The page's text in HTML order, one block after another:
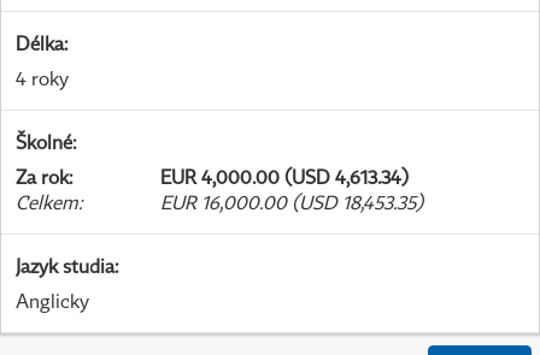
Délka:
4 roky
Školné:
Za rok:
EUR 4,000.00 (USD 4,613.34)
Celkem: EUR 16,000.00 (USD 18,453.35)
Jazyk studia:
Anglicky